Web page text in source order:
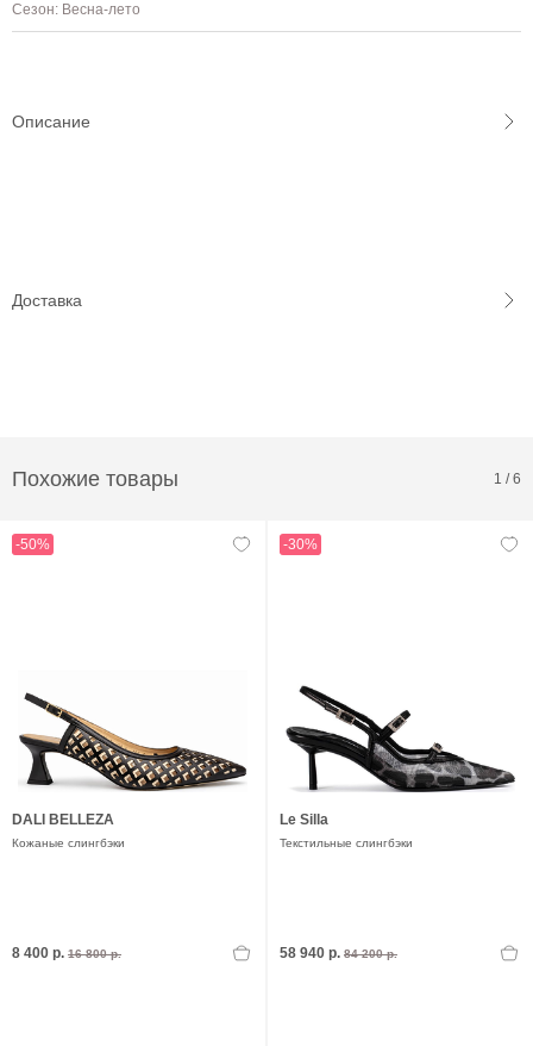
Сезон: Весна-лето
Описание
Доставка
Похожие товары 1 /6
-50%
DALI BELLEZA
Кожаные слингбэки
8 400 р. 16 800 р.
-30%
Le Silla
Текстильные слингбэки
58 940 р. 84 200 р.